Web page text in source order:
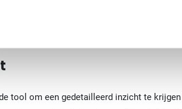
die op dit moment een trend zijn.
tool om een gedetailleerd inzicht te